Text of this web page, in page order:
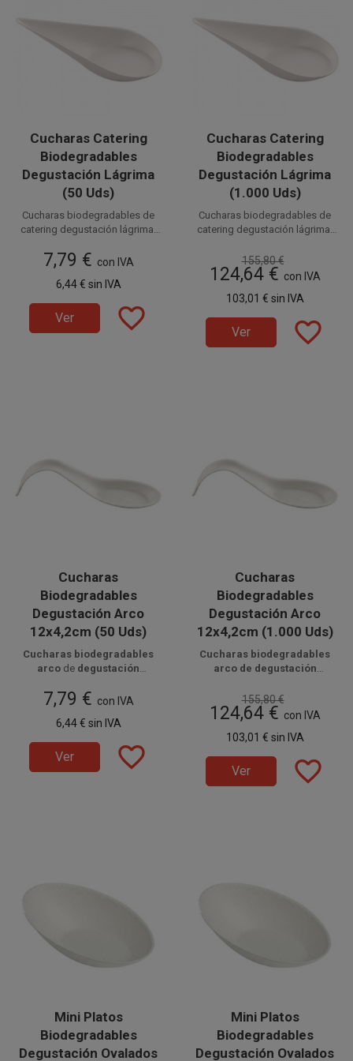
Cucharas Catering
Biodegradables
Degustación Lágrima
(50 Uds)
Cucharas biodegradables de
catering degustación lágrima.
Catering Ecológicas,
Compostables, prácticas y de
alta calidad aptas para
presentar todo tipo de
aperitivos. Fabricadas en caña
de azúcar. Medidas:
Disponible a la venta en
paquetes de 50 unidades.
7,79 € con IVA
6,44 € sin IVA
Ver favorite_border
Cucharas Catering
Biodegradables
Degustación Lágrima
(1.000 Uds)
Cucharas biodegradables de
catering degustación lágrima.
Catering Ecológicas,
Compostables, prácticas y de
alta calidad aptas para
presentar todo tipo de
aperitivos. Fabricadas en caña
de azúcar. Medidas:
Disponible a la venta en cajas
de 1.000 unidades, distribuidas
en 20 paquetes de 50
155,80 €
124,64 € con IVA
103,01 € sin IVA
Ver favorite_border
Cucharas
Biodegradables
Degustación Arco
12x4,2cm (50 Uds)
Cucharas biodegradables
arco de degustación
azúcar , ideales para catering
y eventos
presentaraperitivoscon estilo
sostenible en celebraciones y
servicios profesionales.
paquetes de 50 unidades.
7,79 € con IVA
6,44 € sin IVA
Ver favorite_border
Cucharas
Biodegradables
Degustación Arco
12x4,2cm (1.000 Uds)
Cucharas biodegradables
arco de degustación
, ideales para
y eventos
, perfectas para servir
aperitivos
presentación elegante,
sostenible y de un solo uso.
de 1000 unidades, distribuidas
en 20 paquetes de 50 unidades.
155,80 €
124,64 € con IVA
103,01 € sin IVA
Ver favorite_border
Mini Platos
Biodegradables
Degustación Ovalados
Mini Platos
Biodegradables
Degustación Ovalados